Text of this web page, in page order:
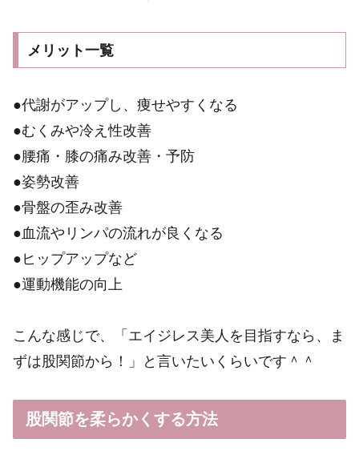
メリット一覧
●代謝がアップし、痩せやすくなる
●むくみや冷え性改善
●腰痛・膝の痛み改善・予防
●姿勢改善
●骨盤の歪み改善
●血流やリンパの流れが良くなる
●ヒップアップなど
●運動機能の向上
こんな感じで、「エイジレス美人を目指すなら、ま
ずは股関節から！」と言いたいくらいです＾＾
股関節を柔らかくする方法